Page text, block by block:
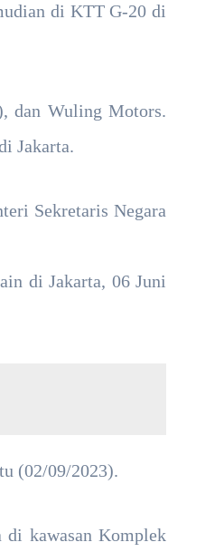
di KTT G-20 di
dan Wuling Motors.
Jakarta.
Sekretaris Negara
di Jakarta, 06 Juni
(02/09/2023).
di kawasan Komplek